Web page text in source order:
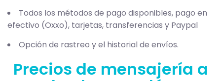
Todos los métodos de pago disponibles, pago en
efectivo (Oxxo), tarjetas, transferencias y Paypal
Opción de rastreo y el historial de envíos.
Precios de mensajería a